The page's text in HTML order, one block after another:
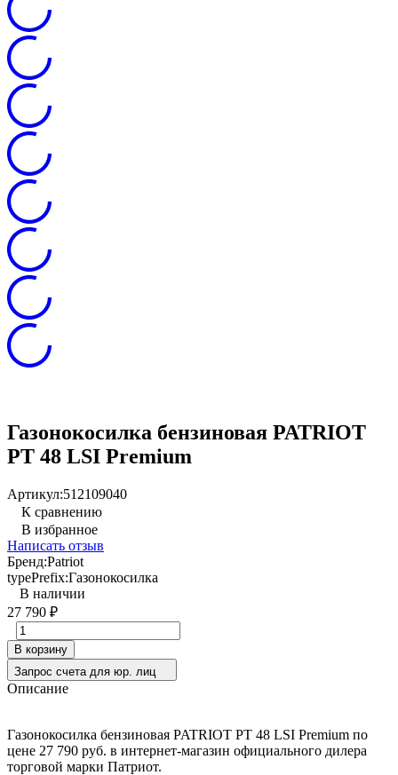
Газонокосилка бензиновая PATRIOT
PT 48 LSI Premium
Артикул:512109040
К сравнению
В избранное
Написать отзыв
Бренд:Patriot
typePrefix:Газонокосилка
В наличии
27 790 ₽
В корзину
Запрос счета для юр. лиц
Описание
Газонокосилка бензиновая PATRIOT PT 48 LSI Premium по
цене 27 790 руб. в интернет-магазин официального дилера
торговой марки Патриот.